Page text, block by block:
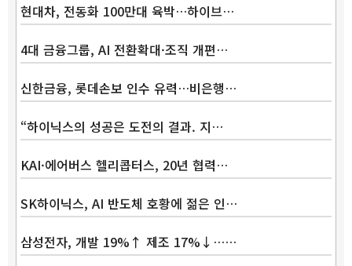
현대차, 전동화 100만대 육박…하이브…
4대 금융그룹, AI 전환확대·조직 개편…
신한금융, 롯데손보 인수 유력…비은행…
“하이닉스의 성공은 도전의 결과. 지…
KAI·에어버스 헬리콥터스, 20년 협력…
SK하이닉스, AI 반도체 호황에 젊은 인…
삼성전자, 개발 19%↑ 제조 17%↓……